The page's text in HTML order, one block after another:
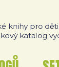
knihy pro
katalog